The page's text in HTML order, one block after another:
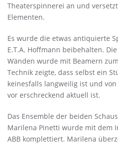
Theaterspinnerei an und
Elementen.
Es wurde die etwas antiquierte
E.T.A. Hoffmann beibehalten.
Wänden wurde mit Beamern
Technik zeigte, dass selbst ein
keinesfalls langweilig ist und
vor erschreckend aktuell ist.
Das Ensemble der beiden
Marilena Pinetti wurde mit dem
ABB komplettiert. Marilena